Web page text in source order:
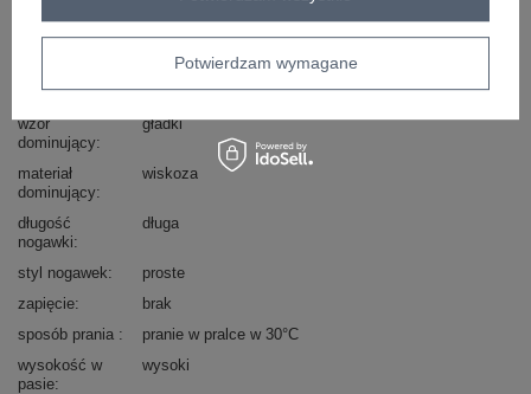
straight leg spodnie dresowe
okazja
codzienne
wzór
dominujący
gładki
materiał
dominujący
wiskoza
długość
nogawki
długa
styl nogawek
proste
zapięcie
brak
sposób prania
pranie w pralce w 30°C
wysokość w
pasie
wysoki
Potwierdzam wymagane